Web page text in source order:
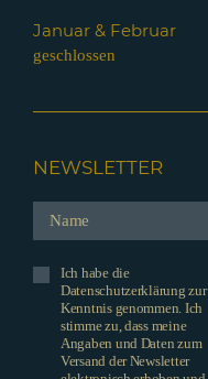
Januar & Februar
geschlossen
NEWSLETTER
Ich habe die
Datenschutzerklärung zur
Kenntnis genommen. Ich
stimme zu, dass meine
Angaben und Daten zum
Versand der Newsletter